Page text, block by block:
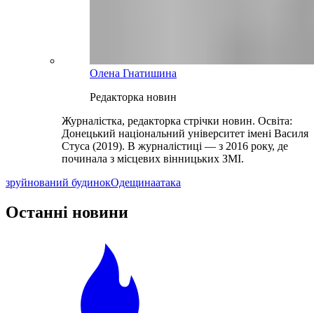
Олена Гнатишина
Редакторка новин
Журналістка, редакторка стрічки новин. Освіта:
Донецький національний університет імені Василя
Стуса (2019). В журналістиці — з 2016 року, де
починала з місцевих вінницьких ЗМІ.
зруйнований будинокОдещинаатака
Останні новини